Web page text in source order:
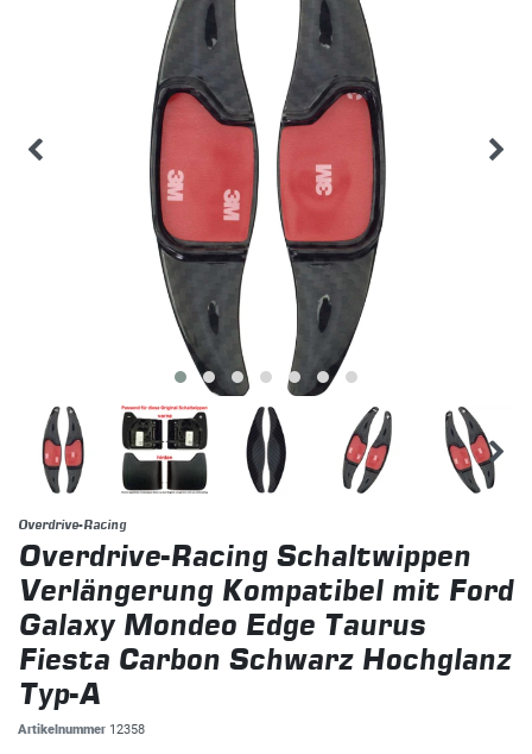
Overdrive-Racing
Overdrive-Racing Schaltwippen
Verlängerung Kompatibel mit Ford
Galaxy Mondeo Edge Taurus
Fiesta Carbon Schwarz Hochglanz
Typ-A
Artikelnummer 12358